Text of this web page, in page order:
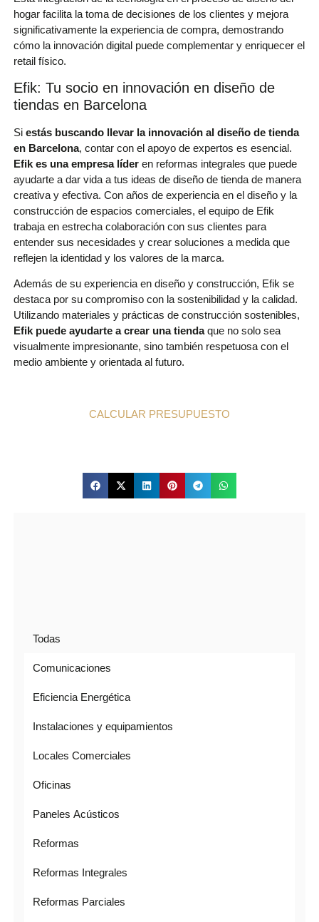
hogar facilita la toma de decisiones de los clientes y mejora
significativamente la experiencia de compra, demostrando
cómo la innovación digital puede complementar y enriquecer el
retail físico.
Efik: Tu socio en innovación en diseño de
tiendas en Barcelona
Si estás buscando llevar la innovación al diseño de tienda
en Barcelona, contar con el apoyo de expertos es esencial.
Efik es una empresa líderen reformas integrales que puede
ayudarte a dar vida a tus ideas de diseño de tienda de manera
creativa y efectiva. Con años de experiencia en el diseño y la
construcción de espacios comerciales, el equipo de Efik
trabaja en estrecha colaboración con sus clientes para
entender sus necesidades y crear soluciones a medida que
reflejen la identidad y los valores de la marca.
Además de su experiencia en diseño y construcción, Efik se
destaca por su compromiso con la sostenibilidad y la calidad.
Utilizando materiales y prácticas de construcción sostenibles,
Efik puede ayudarte a crear una tiendaque no solo sea
visualmente impresionante, sino también respetuosa con el
medio ambiente y orientada al futuro.
CALCULAR PRESUPUESTO
Comunicaciones
Eficiencia Energética
Instalaciones y equipamientos
Locales Comerciales
Oficinas
Paneles Acústicos
Reformas
Reformas Integrales
Reformas Parciales
Todas